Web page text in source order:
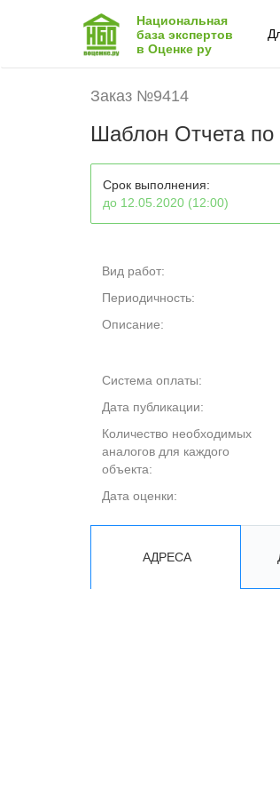
Национальная
база экспертов
в Оценке ру
Заказ №9414
Шаблон Отчета по
Срок выполнения:
до 12.05.2020 (12:00)
Вид работ:
Периодичность:
Описание:
Система оплаты:
Дата публикации:
Количество необходимых
аналогов для каждого
объекта:
Дата оценки:
АДРЕСА